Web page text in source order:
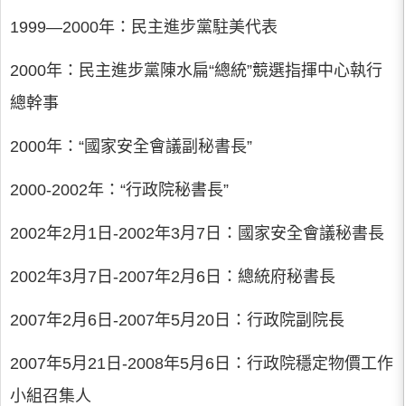
1999—2000年：民主進步黨駐美代表
2000年：民主進步黨陳水扁“總統”競選指揮中心執行
總幹事
2000年：“國家安全會議副秘書長”
2000-2002年：“行政院秘書長”
2002年2月1日-2002年3月7日：國家安全會議秘書長
2002年3月7日-2007年2月6日：總統府秘書長
2007年2月6日-2007年5月20日：行政院副院長
2007年5月21日-2008年5月6日：行政院穩定物價工作
小組召集人